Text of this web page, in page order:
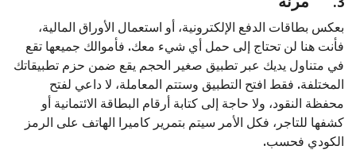
بعكس بطاقات الدفع الإلكترونية، أو استعمال الأوراق المالية،
فأنت هنا لن تحتاج إلى حمل أي شيء معك. فأموالك جميعها تقع
في متناول يديك عبر تطبيق صغير الحجم يقع ضمن حزم تطبيقاتك
المختلفة. فقط افتح التطبيق وستتم المعاملة، لا داعي لفتح
محفظة النقود، ولا حاجة إلى كتابة أرقام البطاقة الائتمانية أو
كشفها للتاجر، فكل الأمر سيتم بتمرير كاميرا الهاتف على الرمز
الكودي فحسب.